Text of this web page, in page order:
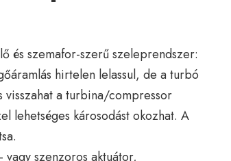
és szemafor-szerű szeleprendszer:
hirtelen lelassul, de a turbó
visszahat a turbina/compressor
lehetséges károsodást okozhat. A
szenzoros aktuátor,